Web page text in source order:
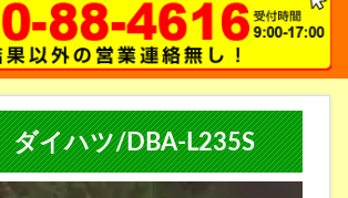
イハツ/DBA-L235S